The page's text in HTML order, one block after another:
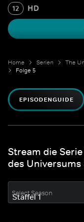
12 HD
Home Serien
Folge 5
EPISODENGUIDE
Stream die
des Universums
Select Season